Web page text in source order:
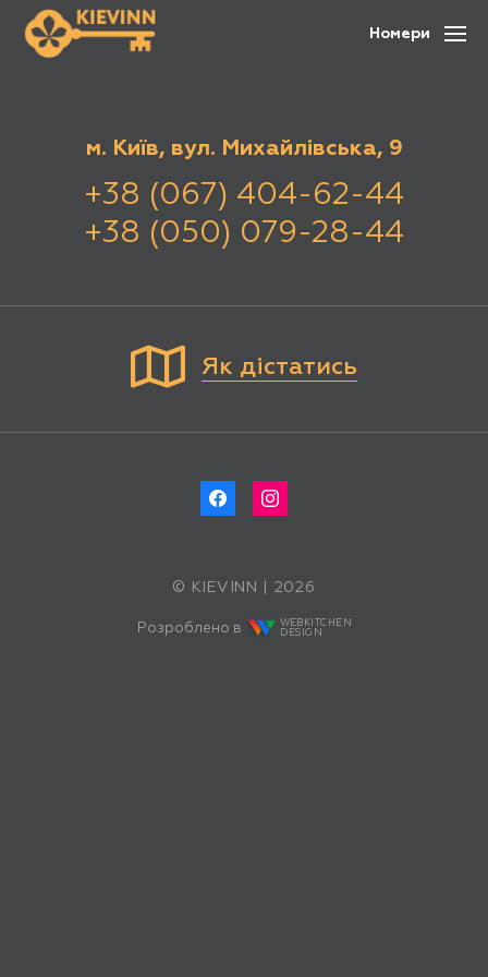
Номери
Як дістатись
м. Київ, вул. Михайлівська, 9
+38 (067) 404-62-44
+38 (050) 079-28-44
© KIEVINN | 2026
Розроблено в
WEBKITCHEN
DESIGN